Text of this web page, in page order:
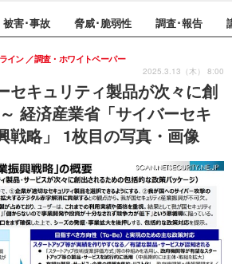
被害･事故 脅威･脆弱性 調査･報告
セキュリティ製品が次々に創
経済産業省「サイバーセキ
戦略」 1枚目の写真・画像
イン 調査・ホワイトペーパー
2025.3.13（木） 8:00